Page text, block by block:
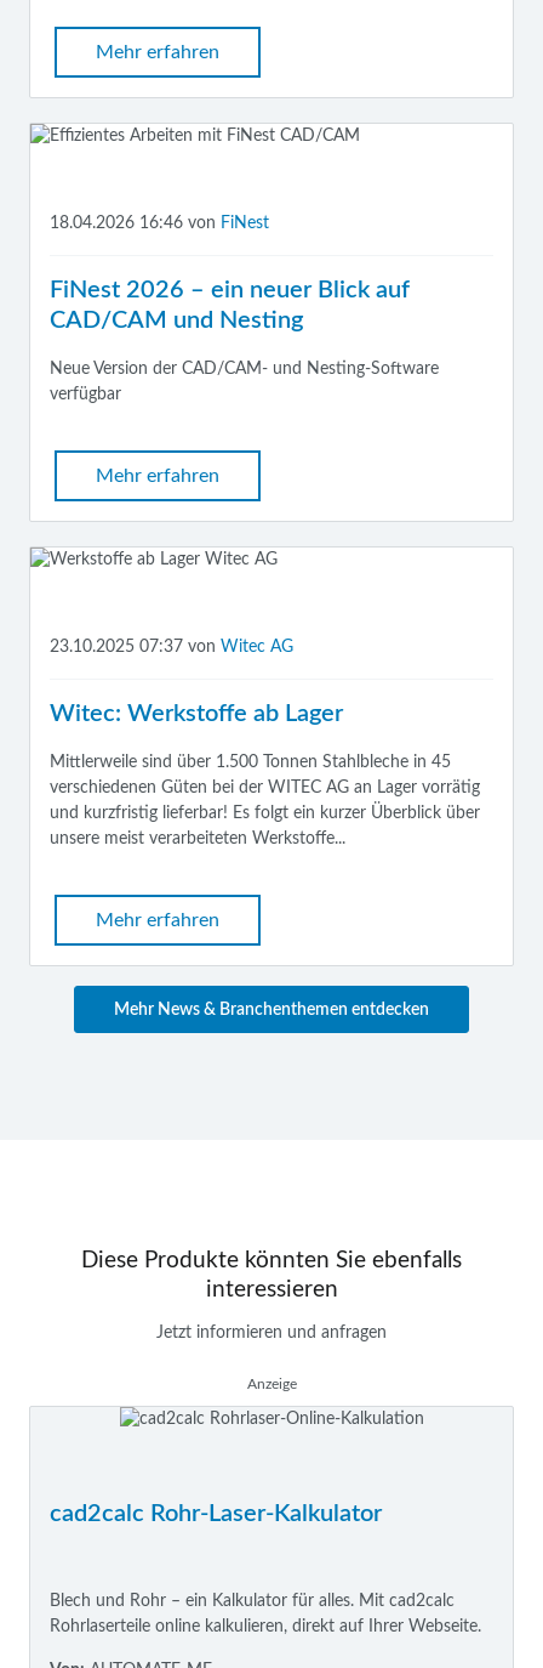
Mehr erfahren
18.04.2026 16:46 von FiNest
FiNest 2026 – ein neuer Blick auf
CAD/CAM und Nesting
Neue Version der CAD/CAM- und Nesting-Software
verfügbar
Mehr erfahren
23.10.2025 07:37 von Witec AG
Witec: Werkstoffe ab Lager
Mittlerweile sind über 1.500 Tonnen Stahlbleche in 45
verschiedenen Güten bei der WITEC AG an Lager vorrätig
und kurzfristig lieferbar! Es folgt ein kurzer Überblick über
unsere meist verarbeiteten Werkstoffe...
Mehr erfahren
Mehr News & Branchenthemen entdecken
Diese Produkte könnten Sie ebenfalls
interessieren
Jetzt informieren und anfragen
Anzeige
cad2calc Rohr-Laser-Kalkulator
Blech und Rohr – ein Kalkulator für alles. Mit cad2calc
Rohrlaserteile online kalkulieren, direkt auf Ihrer Webseite.